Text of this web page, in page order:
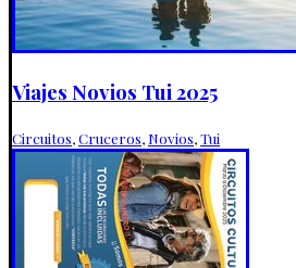
Viajes Novios Tui 2025
Circuitos,Cruceros, Novios,Tui